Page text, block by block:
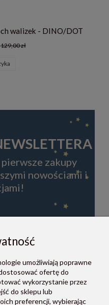
walizek - DINO/DOT
129,00 zł
zakupy
nowościami i
Regulamin i Politykę
umożliwiają poprawne
ofertę do
wykorzystanie przez
do sklepu lub
preferencji, wybierając